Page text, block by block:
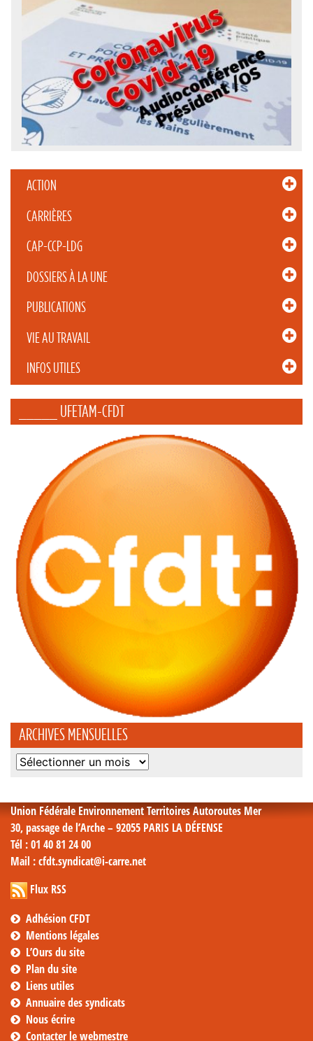
ACTION
CARRIÈRES
CAP-CCP-LDG
DOSSIERS À LA UNE
PUBLICATIONS
VIE AU TRAVAIL
INFOS UTILES
_____ UFETAM-CFDT
ARCHIVES MENSUELLES
Archives
Union Fédérale Environnement Territoires Autoroutes Mer
30, passage de l’Arche – 92055 PARIS LA DÉFENSE
Tél : 01 40 81 24 00
Mail : cfdt.syndicat@i-carre.net
Flux RSS
Adhésion CFDT
Mentions légales
L’Ours du site
Plan du site
Liens utiles
Annuaire des syndicats
Nous écrire
Contacter le webmestre